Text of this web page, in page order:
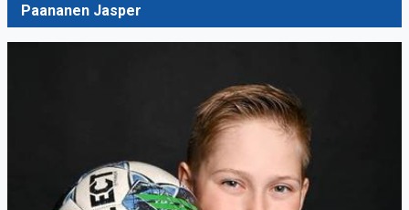
Paananen Jasper